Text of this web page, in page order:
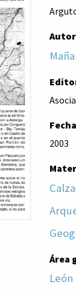
Autor
Fecha
2003
Área
León